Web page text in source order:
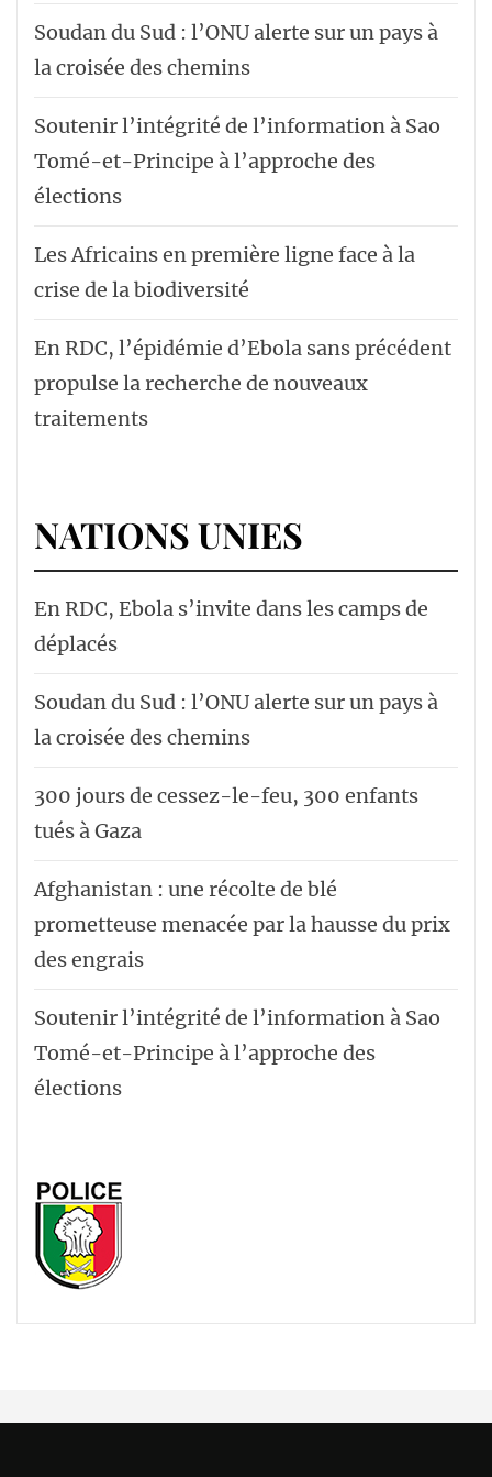
Soudan du Sud : l’ONU alerte sur un pays à
la croisée des chemins
Soutenir l’intégrité de l’information à Sao
Tomé-et-Principe à l’approche des
élections
Les Africains en première ligne face à la
crise de la biodiversité
En RDC, l’épidémie d’Ebola sans précédent
propulse la recherche de nouveaux
traitements
NATIONS UNIES
En RDC, Ebola s’invite dans les camps de
déplacés
Soudan du Sud : l’ONU alerte sur un pays à
la croisée des chemins
300 jours de cessez-le-feu, 300 enfants
tués à Gaza
Afghanistan : une récolte de blé
prometteuse menacée par la hausse du prix
des engrais
Soutenir l’intégrité de l’information à Sao
Tomé-et-Principe à l’approche des
élections